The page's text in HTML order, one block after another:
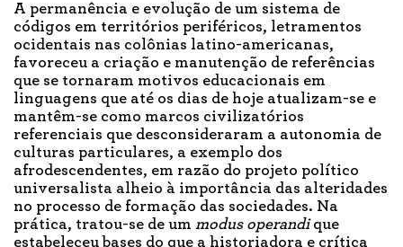
A permanência e evolução de um sistema de
códigos em territórios periféricos, letramentos
ocidentais nas colônias latino-americanas,
favoreceu a criação e manutenção de referências
que se tornaram motivos educacionais em
linguagens que até os dias de hoje atualizam-se e
mantêm-se como marcos civilizatórios
referenciais que desconsideraram a autonomia de
culturas particulares, a exemplo dos
afrodescendentes, em razão do projeto político
universalista alheio à importância das alteridades
no processo de formação das sociedades. Na
prática, tratou-se de um modus operandique
estabeleceu bases do que a historiadora e crítica